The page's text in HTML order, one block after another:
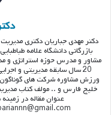
دکتر مهدی جباریان دکتری
بازرگانی دانشگاه علامه
مشاور و مدرس حوزه استراتژی و
20 سال سابقه مدیریتی و
ورزش مشاوره شرکت های
عنوان مقاله در